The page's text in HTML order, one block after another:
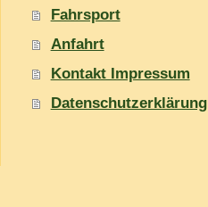
Fahrsport
Anfahrt
Kontakt Impressum
Datenschutzerklärung